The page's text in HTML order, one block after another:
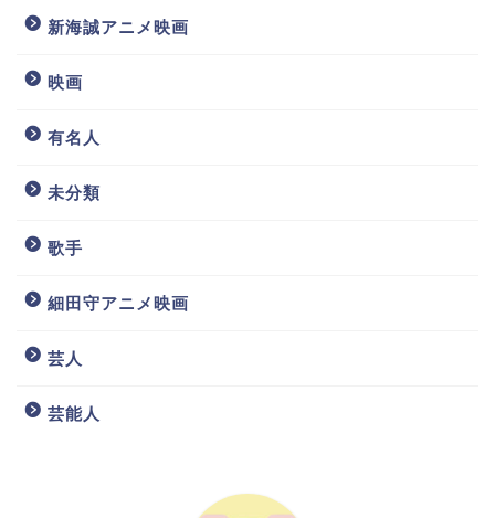
新海誠アニメ映画
映画
有名人
未分類
歌手
細田守アニメ映画
芸人
芸能人